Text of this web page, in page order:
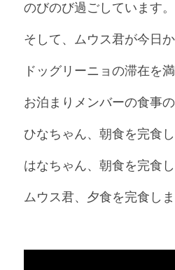
のびのび過ごしています。
そして、ムウス君が今日
ドッグリーニョの滞在を
お泊まりメンバーの食事の
ひなちゃん、朝食を完食し
はなちゃん、朝食を完食し
ムウス君、夕食を完食しま